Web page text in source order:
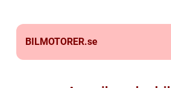
BILMOTORER.se